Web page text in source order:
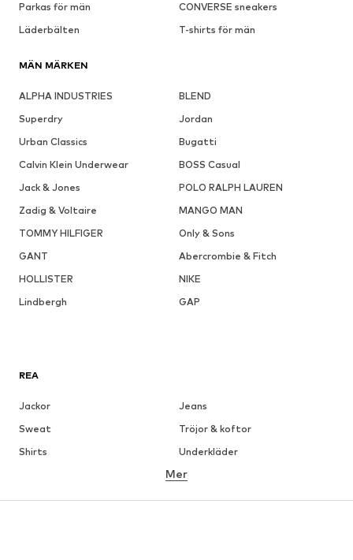
Parkas för män
CONVERSE sneakers
Läderbälten
T-shirts för män
MÄN MÄRKEN
ALPHA INDUSTRIES
BLEND
Superdry
Jordan
Urban Classics
Bugatti
Calvin Klein Underwear
BOSS Casual
Jack & Jones
POLO RALPH LAUREN
Zadig & Voltaire
MANGO MAN
TOMMY HILFIGER
Only & Sons
GANT
Abercrombie & Fitch
HOLLISTER
NIKE
Lindbergh
GAP
REA
Jackor
Jeans
Sweat
Tröjor & koftor
Shirts
Underkläder
Skjortor
Rockar
Kostymer & kavajer
Mer